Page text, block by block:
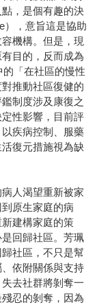
，是個有趣的決
），意旨這是協助
機構。但是，現
目的，反而成為
「在社區的慢性
推動社區復健的
制度涉及康復之
性影響，目前評
疾病控制、服藥
復元措施視為缺
人渴望重新被家
原生家庭的病
建構家庭的策
回歸社區。芳珮
社區，不只是幫
依附關係與支持
去社群將剝奪一
忍的剝奪，因為